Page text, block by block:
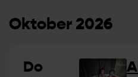
Oktober 2026
Do